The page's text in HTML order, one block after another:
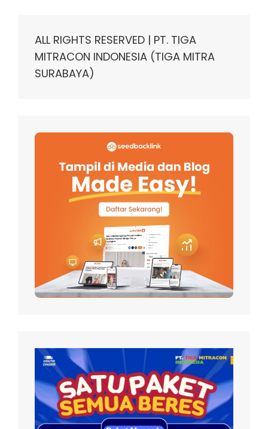
ALL RIGHTS RESERVED | PT. TIGA
MITRACON INDONESIA (TIGA MITRA
SURABAYA)